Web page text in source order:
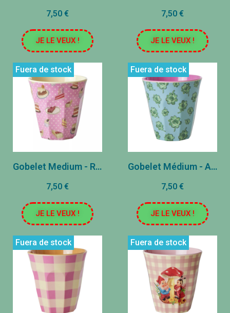
7,50 €
JE LE VEUX !
7,50 €
JE LE VEUX !
Fuera de stock
Gobelet Medium - Rosa - Sweet Cake Print
7,50 €
JE LE VEUX !
Fuera de stock
Gobelet Médium - Azul - Buena suerte Imprimir
7,50 €
JE LE VEUX !
Fuera de stock Fuera de stock